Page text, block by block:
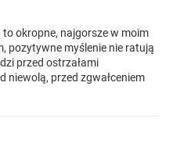
to okropne, najgorsze w moim
pozytywne myślenie nie ratują
przed ostrzałami
niewolą, przed zgwałceniem